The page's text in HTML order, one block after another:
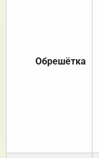
Обрешётка